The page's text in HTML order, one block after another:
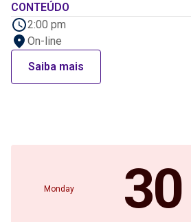
CONTEÚDO
2:00 pm
On-line
Saiba mais
Monday 30